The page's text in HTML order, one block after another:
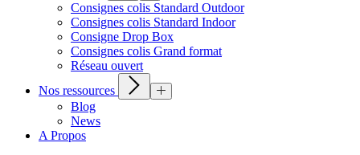
Consignes colis Standard Outdoor
Consignes colis Standard Indoor
Consigne Drop Box
Consignes colis Grand format
Réseau ouvert
Nos ressources
Blog
News
A Propos